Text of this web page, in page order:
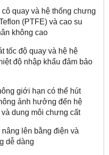
quay và hệ thống chưng
(PTFE) và cao su
không cao
tốc độ quay và hệ hệ
độ nhập khẩu đảm bảo
giới hạn có thể hút
ảnh hưởng đến hệ
dung môi chưng cất
lên bằng điện và
dễ dàng